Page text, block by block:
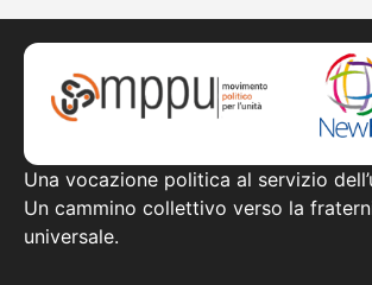
Una vocazione politica al servizio
Un cammino collettivo verso la
universale.